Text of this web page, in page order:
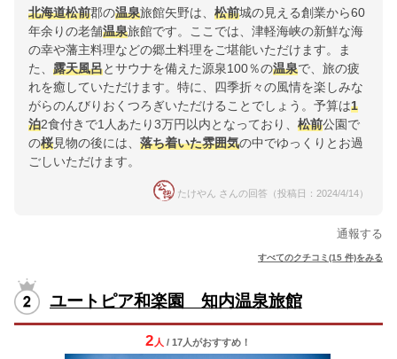
北海道松前郡の温泉旅館矢野は、 松前城の見える創業から60
年余りの老舗温泉旅館です。ここでは、津軽海峡の新鮮な海
の幸や藩主料理などの郷土料理をご堪能いただけます。ま
た、 露天風呂とサウナを備えた源泉100％の温泉で、旅の疲
れを癒していただけます。特に、四季折々の風情を楽しみな
がらのんびりおくつろぎいただけることでしょう。予算は1
泊2食付きで1人あたり3万円以内となっており、 松前公園で
の桜見物の後には、 落ち着いた雰囲気の中でゆっくりとお過
ごしいただけます。
たけやん さんの回答（投稿日：2024/4/14）
通報する
すべてのクチコミ(15 件)をみる
ユートピア和楽園 知内温泉旅館
2 人 / 17人がおすすめ！